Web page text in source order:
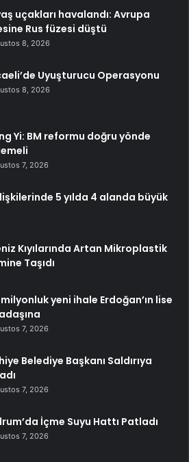
uçakları havalandı: Avrupa
Rus füzesi düştü
8, 2026
Uyuşturucu Operasyonu
8, 2026
Yi: BM reformu doğru yönde
7, 2026
5 yılda 4 alanda büyük
Kıyılarında Artan Mikroplastik
Taşıdı
milyonluk yeni ihale Erdoğan’ın lise
7, 2026
Belediye Başkanı Saldırıya
7, 2026
İçme Suyu Hattı Patladı
7, 2026